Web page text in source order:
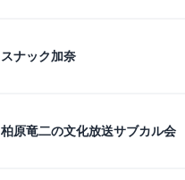
スナック加奈
柏原竜二の文化放送サブカル会